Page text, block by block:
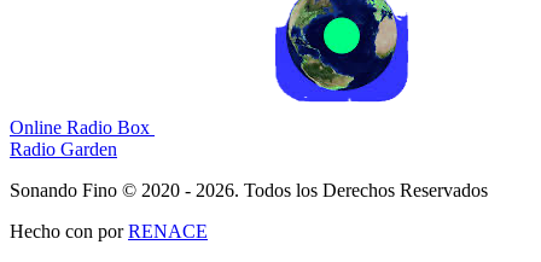
Online Radio Box
Radio Garden
Sonando Fino © 2020 - 2026. Todos los Derechos Reservados
Hecho con porRENACE